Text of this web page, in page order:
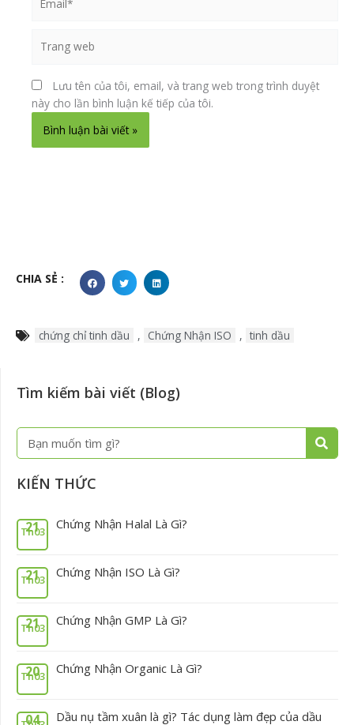
web
Lưu tên của tôi, email, và trang web trong trình duyệt
này cho lần bình luận kế tiếp của tôi.
CHIA SẺ :
chứng chỉ tinh dầu , Chứng Nhận ISO , tinh dầu
Tìm kiếm bài viết (Blog)
Tìm
kiếm
KIẾN THỨC
21
Th03 Chứng Nhận Halal Là Gì?
21
Th03 Chứng Nhận ISO Là Gì?
21
Th03 Chứng Nhận GMP Là Gì?
20
Th03 Chứng Nhận Organic Là Gì?
04 Dầu nụ tầm xuân là gì? Tác dụng làm đẹp của dầu